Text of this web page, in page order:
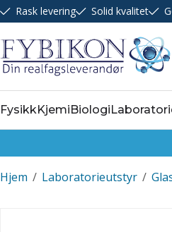
Rask levering Solid kvalitet
FysikkKjemiBiologi
/
Hjem /
Laboratorieutstyr